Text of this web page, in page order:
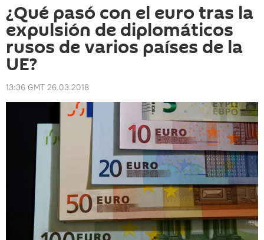
¿Qué pasó con el euro tras la
expulsión de diplomáticos
rusos de varios países de la
UE?
13:36 GMT 26.03.2018